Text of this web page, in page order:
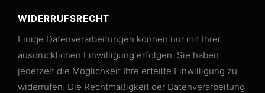
WIDERRUFSRECHT
Einige Datenverarbeitungen können nur mit Ihrer
ausdrücklichen Einwilligung erfolgen. Sie haben
jederzeit die Möglichkeit Ihre erteilte Einwilligung zu
widerrufen. Die Rechtmäßigkeit der Datenverarbeitung